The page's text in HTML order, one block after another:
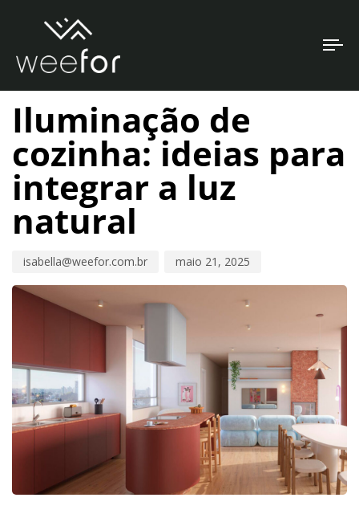
PUBLISHED
Iluminação de
cozinha: ideias para
integrar a luz
natural
Author
isabella@weefor.com.br
Published
maio 21, 2025